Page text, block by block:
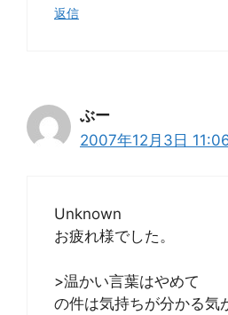
返信
ぶー
2007年12月3日
Unknown
お疲れ様でした。
>温かい言葉はやめて
の件は気持ちが分かる気